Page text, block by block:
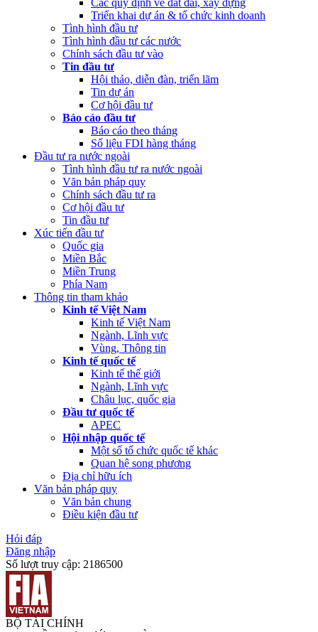
(Thứ Sáu, 24/02/2023 05:43)Việt Nam, Bỉ thúc đẩy hợp tác đổi
Các quy định về đất đai, xây dựng
Triển khai dự án & tổ chức kinh doanh
Tình hình đầu tư
Tình hình đầu tư các nước
Chính sách đầu tư vào
Tin đầu tư
Hội thảo, diễn đàn, triển lãm
Tin dự án
Cơ hội đầu tư
Báo cáo đầu tư
Báo cáo theo tháng
Số liệu FDI hàng tháng
Đầu tư ra nước ngoài
Tình hình đầu tư ra nước ngoài
Văn bản pháp quy
Chính sách đầu tư ra
Cơ hội đầu tư
Tin đầu tư
Xúc tiến đầu tư
Quốc gia
Miền Bắc
Miền Trung
Phía Nam
Thông tin tham khảo
Kinh tế Việt Nam
Kinh tế Việt Nam
Ngành, Lĩnh vực
Vùng, Thông tin
Kinh tế quốc tế
Kinh tế thế giới
Ngành, Lĩnh vực
Châu lục, quốc gia
Đầu tư quốc tế
APEC
Hội nhập quốc tế
Một số tổ chức quốc tế khác
Quan hệ song phương
Địa chỉ hữu ích
Văn bản pháp quy
Văn bản chung
Điều kiện đầu tư
Hỏi đáp
Đăng nhập
Số lượt truy cập: 2186500
BỘ TÀI CHÍNH